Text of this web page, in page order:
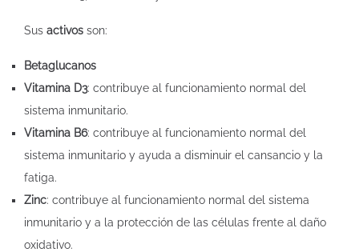
Sus activos son:
Betaglucanos
Vitamina D3: contribuye al funcionamiento normal del
sistema inmunitario.
Vitamina B6: contribuye al funcionamiento normal del
sistema inmunitario y ayuda a disminuir el cansancio y la
fatiga.
Zinc: contribuye al funcionamiento normal del sistema
inmunitario y a la protección de las células frente al daño
oxidativo.